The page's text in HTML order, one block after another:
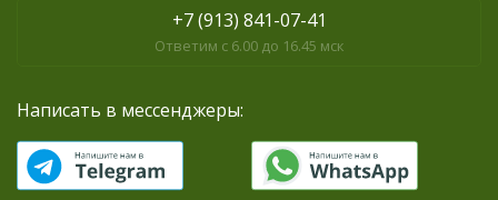
+7 (913) 841-07-41
Ответим с 6.00 до 16.45 мск
Написать в мессенджеры: